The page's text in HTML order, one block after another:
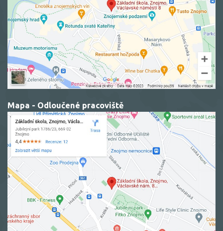
Mapa - Odloučené pracoviště